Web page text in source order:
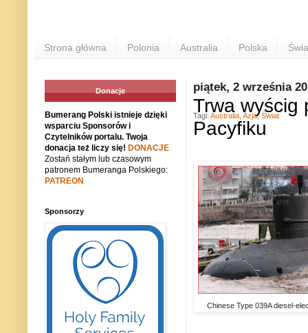
Strona główna Polonia Australia Polska
piątek, 2 września
Trwa wyścig
Pacyfiku
Chinese Type 039A diesel-
Tagi: Australia Azja,Świat
Donacje
Bumerang Polski istnieje dzięki
wsparciu Sponsorów i
Czytelników portalu. Twoja
donacja też liczy się! DONACJE
Zostań stałym lub czasowym
patronem Bumeranga Polskiego:
PATREON
Sponsorzy